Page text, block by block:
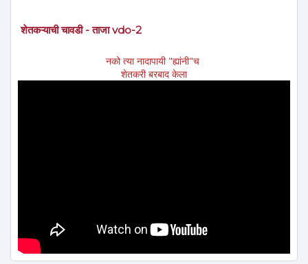
शेतकऱ्याची चावडी - ताजा vdo-2
नको त्या नादापायी "ह्यांनी"च
शेतकरी बरबाद केला